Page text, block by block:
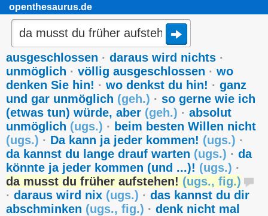
openthesaurus.de
ausgeschlossen · daraus wird nichts ·
unmöglich · völlig ausgeschlossen · wo
denken Sie hin! · wo denkst du hin! · ganz
und gar unmöglich (geh.) · so gerne wie ich
(etwas tun) würde, aber (geh.) · absolut
unmöglich (ugs.) · beim besten Willen nicht
(ugs.) · Da kann ja jeder kommen! (ugs.) ·
da kannst du lange drauf warten (ugs.) · da
könnte ja jeder kommen (und ...)! (ugs.) ·
da musst du früher aufstehen! (ugs., fig.)
· daraus wird nix (ugs.) · das kannst du dir
abschminken (ugs., fig.) · denk nicht mal